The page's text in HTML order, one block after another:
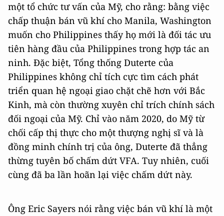
một tổ chức tư vấn của Mỹ, cho rằng: bằng việc
chấp thuận bán vũ khí cho Manila, Washington
muốn cho Philippines thấy họ mới là đối tác ưu
tiên hàng đầu của Philippines trong hợp tác an
ninh. Đặc biệt, Tổng thống Duterte của
Philippines không chỉ tích cực tìm cách phát
triển quan hệ ngoại giao chặt chẽ hơn với Bắc
Kinh, mà còn thường xuyên chỉ trích chính sách
đối ngoại của Mỹ. Chỉ vào năm 2020, do Mỹ từ
chối cấp thị thực cho một thượng nghị sĩ và là
đồng minh chính trị của ông, Duterte đã thẳng
thừng tuyên bố chấm dứt VFA. Tuy nhiên, cuối
cùng đã ba lần hoãn lại việc chấm dứt này.
Ông Eric Sayers nói rằng việc bán vũ khí là một